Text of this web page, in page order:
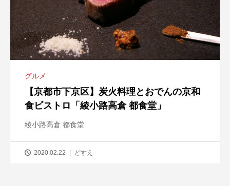
グルメ
【京都市下京区】炭火料理とおでんの京和
食ビストロ「綾小路高倉 都食堂」
綾小路高倉 都食堂
2020.02.22 どすえ